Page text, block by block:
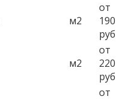
м2
от
190
руб
м2
от
220
руб
от